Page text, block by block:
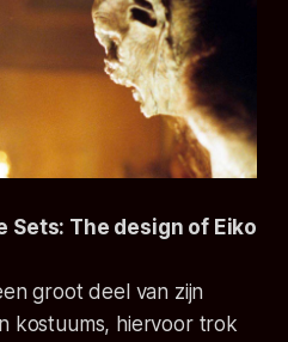
Sets: The design of Eiko
groot deel van zijn
kostuums, hiervoor trok